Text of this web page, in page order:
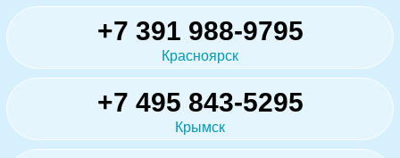
+7 391 988-9795
Красноярск
+7 495 843-5295
Крымск